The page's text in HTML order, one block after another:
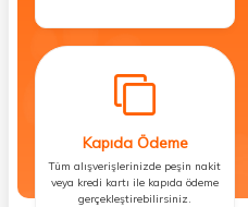
Kapıda Ödeme
Tüm alışverişlerinizde peşin nakit
veya kredi kartı ile kapıda ödeme
gerçekleştirebilirsiniz.